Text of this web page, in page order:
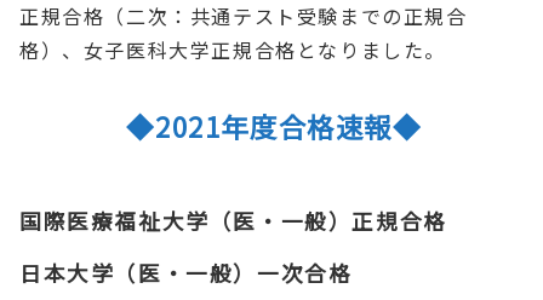
正規合格（二次：共通テスト受験までの正規合
格）、女子医科大学正規合格となりました。
◆2021年度合格速報◆
国際医療福祉大学（医・一般）正規合格
日本大学（医・一般）一次合格